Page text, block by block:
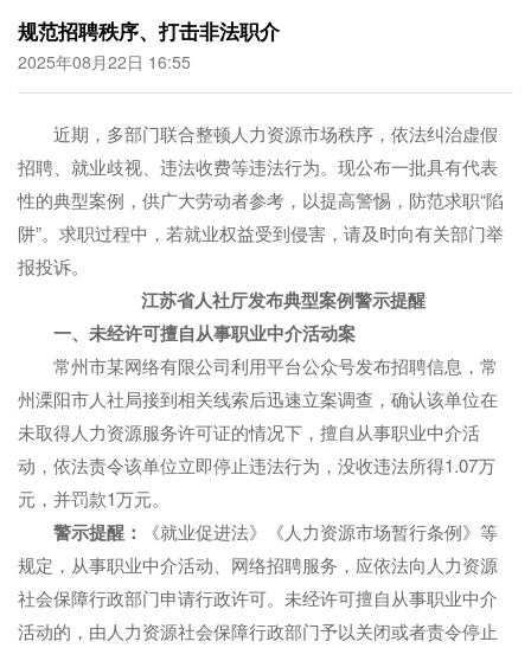
规范招聘秩序、打击非法职介
2025年08月22日 16:55
近期，多部门联合整顿人力资源市场秩序，依法纠治虚假
招聘、就业歧视、违法收费等违法行为。现公布一批具有代表
性的典型案例，供广大劳动者参考，以提高警惕，防范求职“陷
阱”。求职过程中，若就业权益受到侵害，请及时向有关部门举
报投诉。
江苏省人社厅发布典型案例警示提醒
一、未经许可擅自从事职业中介活动案
常州市某网络有限公司利用平台公众号发布招聘信息，常
州溧阳市人社局接到相关线索后迅速立案调查，确认该单位在
未取得人力资源服务许可证的情况下，擅自从事职业中介活
动，依法责令该单位立即停止违法行为，没收违法所得1.07万
元，并罚款1万元。
警示提醒：
《就业促进法》《人力资源市场暂行条例》等
规定，从事职业中介活动、网络招聘服务，应依法向人力资源
社会保障行政部门申请行政许可。未经许可擅自从事职业中介
活动的，由人力资源社会保障行政部门予以关闭或者责令停止